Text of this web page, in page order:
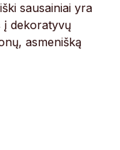
sausainiai yra
į dekoratyvų
asmenišką